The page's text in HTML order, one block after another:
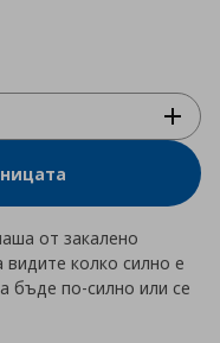
от закалено
колко силно е
бъде по-силно или се